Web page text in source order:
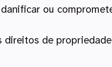
ou
direitos de